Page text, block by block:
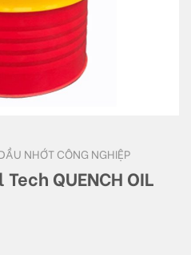
NHỚT CÔNG NGHIỆP
QUENCH OIL